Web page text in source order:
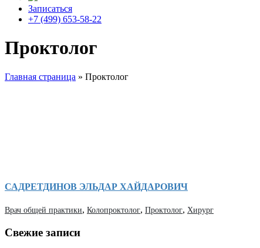
Записаться
+7 (499) 653-58-22
Проктолог
Главная страница » Проктолог
САДРЕТДИНОВ ЭЛЬДАР ХАЙДАРОВИЧ
Врач общей практики, Колопроктолог, Проктолог, Хирург
Свежие записи